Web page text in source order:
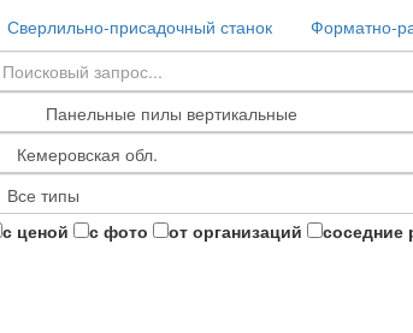
Сверлильно-присадочный станок
Форматно-
с ценой с фото от организаций соседние